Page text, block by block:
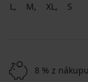
L
M XL S
8 % z